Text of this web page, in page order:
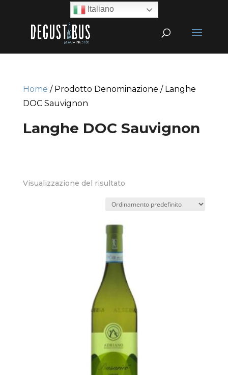
Home / Prodotto Denominazione / Langhe
DOC Sauvignon
Langhe DOC Sauvignon
Visualizzazione del risultato
Italiano